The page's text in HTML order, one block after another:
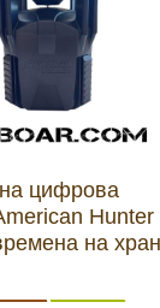
цифрова
Hunter
на